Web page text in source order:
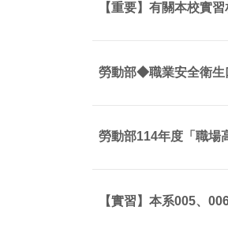
【重要】有關本校實
勞動部◆職業安全衛生
勞動部114年度「職場
【實習】本系005、